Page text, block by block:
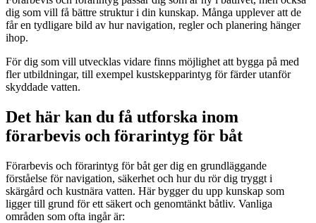
dig som vill få bättre struktur i din kunskap. Många upplever att de
får en tydligare bild av hur navigation, regler och planering hänger
ihop.
För dig som vill utvecklas vidare finns möjlighet att bygga på med
fler utbildningar, till exempel kustskepparintyg för färder utanför
skyddade vatten.
Det här kan du få utforska inom
förarbevis och förarintyg för båt
Förarbevis och förarintyg för båt ger dig en grundläggande
förståelse för navigation, säkerhet och hur du rör dig tryggt i
skärgård och kustnära vatten. Här bygger du upp kunskap som
ligger till grund för ett säkert och genomtänkt båtliv. Vanliga
områden som ofta ingår är: